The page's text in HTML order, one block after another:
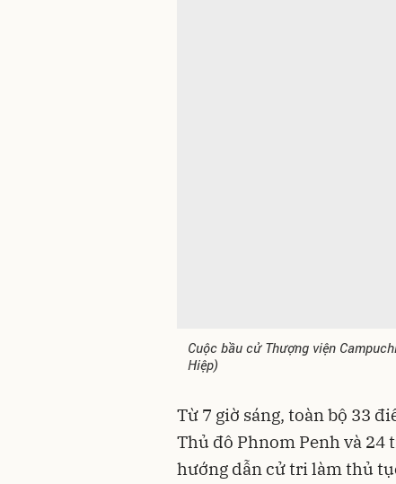
Cuộc bầu cử Thượng viện
Hiệp)
Từ 7 giờ sáng, toàn bộ 33
Thủ đô Phnom Penh và 24
hướng dẫn cử tri làm thủ